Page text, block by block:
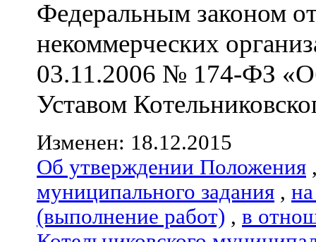
Федеральным законом
некоммерческих
03.11.2006 № 174-ФЗ
Уставом
Изменен: 18.12.2015
Об утверждении Положения
муниципального задания ,
(выполнение работ) , в